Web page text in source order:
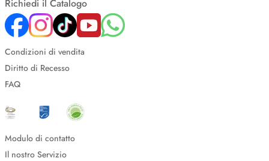
Richiedi il Catalogo
Condizioni di vendita
Diritto di Recesso
FAQ
Modulo di contatto
Il nostro Servizio